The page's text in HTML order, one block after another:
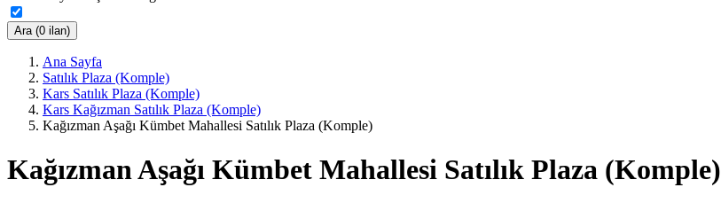
Ara (0 ilan)
Ana Sayfa
Satılık Plaza (Komple)
Kars Satılık Plaza (Komple)
Kars Kağızman Satılık Plaza (Komple)
Kağızman Aşağı Kümbet Mahallesi Satılık Plaza (Komple)
Kağızman Aşağı Kümbet Mahallesi Satılık Plaza (Komple)